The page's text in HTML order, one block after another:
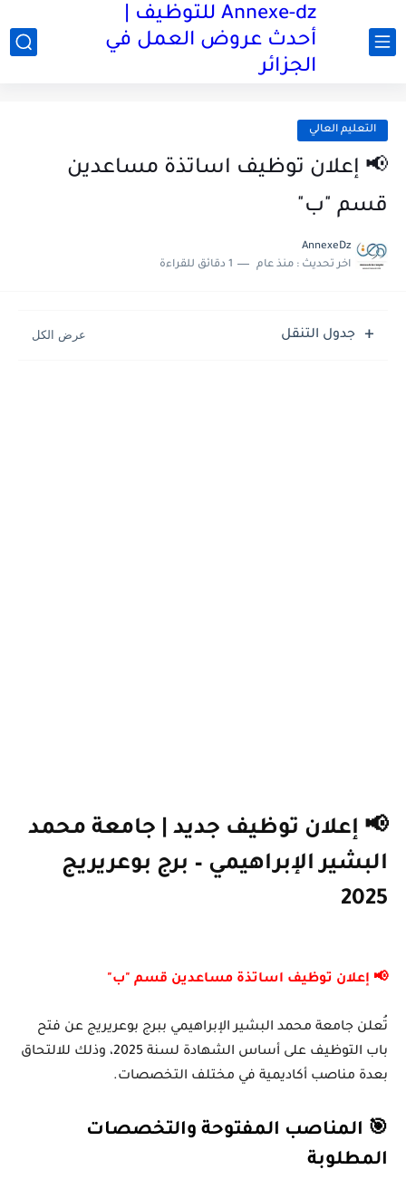
Annexe-dz للتوظيف |
أحدث عروض العمل في
الجزائر
التعليم العالي
📢 إعلان توظيف اساتذة مساعدين
قسم "ب"
AnnexeDz
اخر تحديث : منذ عام 1 دقائق للقراءة
جدول التنقل
📢 إعلان توظيف جديد | جامعة محمد
البشير الإبراهيمي – برج بوعريريج
2025
📢 إعلان توظيف اساتذة مساعدين قسم "ب"
تُعلن جامعة محمد البشير الإبراهيمي ببرج بوعريريج عن فتح
باب التوظيف على أساس الشهادة لسنة 2025، وذلك للالتحاق
بعدة مناصب أكاديمية في مختلف التخصصات.
🎯 المناصب المفتوحة والتخصصات
المطلوبة